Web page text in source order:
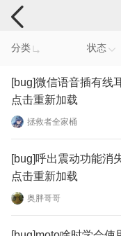
手机反馈
分类 状态
[bug]微信语音插有线
点击重新加载
拯救者全家桶
[bug]呼出震动功能消
点击重新加载
奥胖哥哥